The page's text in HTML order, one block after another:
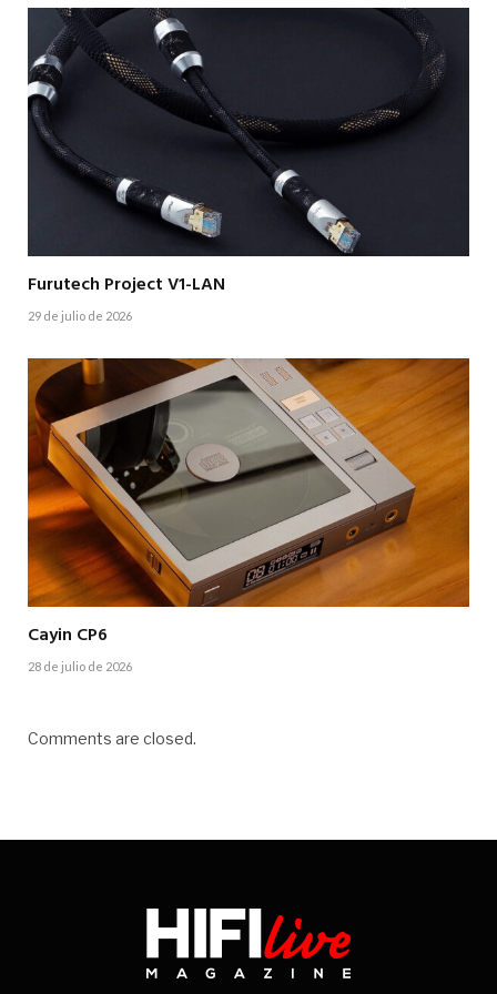
Furutech Project V1-LAN
29 de julio de 2026
Cayin CP6
28 de julio de 2026
Comments are closed.